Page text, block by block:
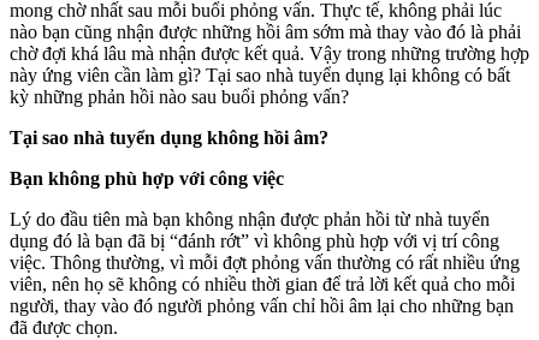
mong chờ nhất sau mỗi buổi phỏng vấn. Thực tế, không phải lúc
nào bạn cũng nhận được những hồi âm sớm mà thay vào đó là phải
chờ đợi khá lâu mà nhận được kết quả. Vậy trong những trường hợp
này ứng viên cần làm gì? Tại sao nhà tuyển dụng lại không có bất
kỳ những phản hồi nào sau buổi phỏng vấn?
Tại sao nhà tuyển dụng không hồi âm?
Bạn không phù hợp với công việc
Lý do đầu tiên mà bạn không nhận được phản hồi từ nhà tuyển
dụng đó là bạn đã bị “đánh rớt” vì không phù hợp với vị trí công
việc. Thông thường, vì mỗi đợt phỏng vấn thường có rất nhiều ứng
viên, nên họ sẽ không có nhiều thời gian để trả lời kết quả cho mỗi
người, thay vào đó người phỏng vấn chỉ hồi âm lại cho những bạn
đã được chọn.